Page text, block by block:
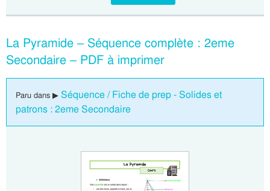
La Pyramide – Séquence complète : 2eme
Secondaire – PDF à imprimer
Paru dans ▶ Séquence / Fiche de prep - Solides et
patrons : 2eme Secondaire